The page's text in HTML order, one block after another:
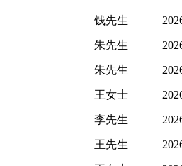
钱先生
朱先生
朱先生
王女士
李先生
王先生